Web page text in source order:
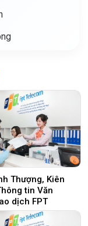
Thượng, Kiên
tin Văn
dịch FPT